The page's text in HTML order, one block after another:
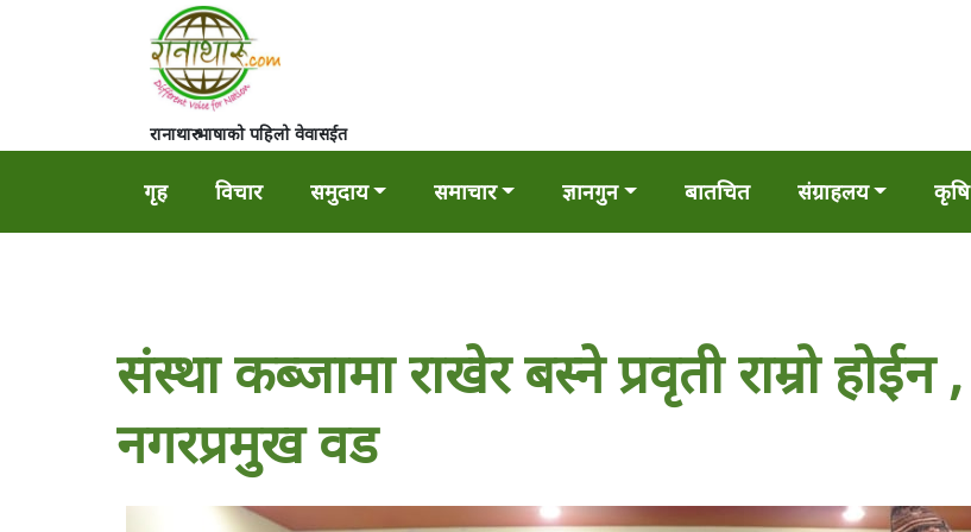
रानाथारु भाषाको पहिलो वेवासईत
गृह विचार समुदाय समाचार ज्ञानगुन बातचित संग्राहलय कृषि
संस्था कब्जामा राखेर बस्ने प्रवृती राम्रो होईन ,
नगरप्रमुख वड